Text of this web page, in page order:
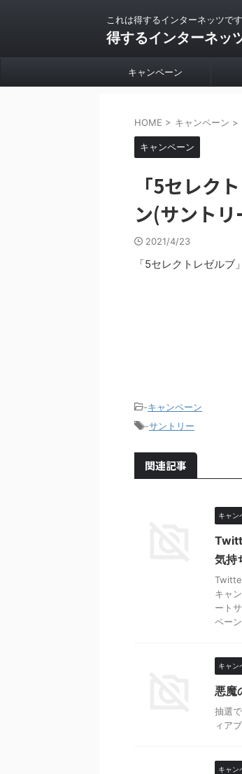
これは得するインターネッツです
得するインターネッ
キャンペーン
HOME > キャンペーン >
キャンペーン
「5セレク
ン(サントリ
2021/4/23
「5セレクトレゼル
-キャンペーン
-サントリー
関連記事
キャン
気持
キャ
ート
ペー
キャン
悪魔
抽選
ィア
キャン